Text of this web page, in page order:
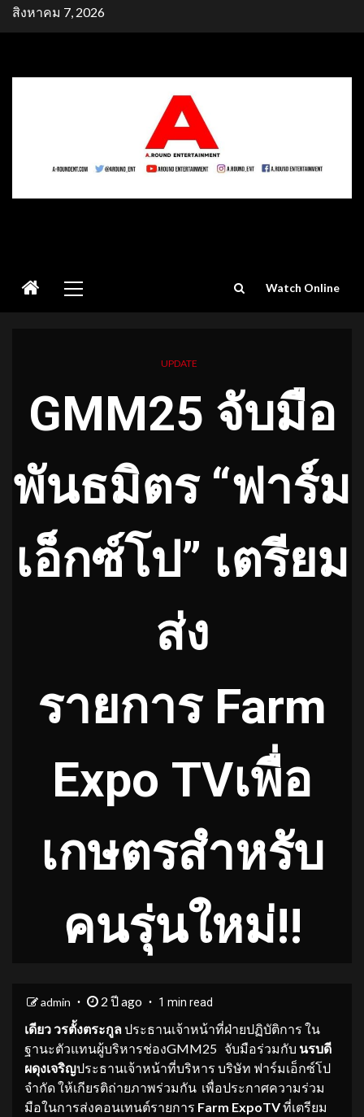
Skipสิงหาคม 7, 2026
Menu
Watch Online
UPDATE
GMM25 จับมือ
พันธมิตร “ฟาร์ม
เอ็กซ์โป” เตรียม
ส่ง
รายการ Farm
Expo TVเพื่อ
เกษตรสำหรับ
คนรุ่นใหม่!!
admin 2 ปี ago 1 min read
เดียว วรตั้งตระกูลประธานเจ้าหน้าที่ฝ่ายปฏิบัติการ ใน
ฐานะตัวแทนผู้บริหารช่องGMM25 จับมือร่วมกับ นรบดี
ผดุงเจริญประธานเจ้าหน้าที่บริหาร บริษัท ฟาร์มเอ็กซ์โป
จำกัด ให้เกียรติถ่ายภาพร่วมกัน เพื่อประกาศความร่วม
มือในการส่งคอนเทนต์รายการ Farm ExpoTVที่เตรียม